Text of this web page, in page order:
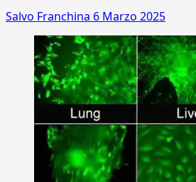
Salvo Franchina 6 Marzo 2025